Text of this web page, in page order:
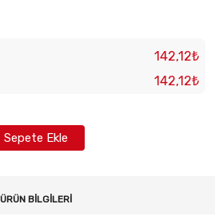
142,12₺
142,12₺
Sepete Ekle
ÜRÜN BILGILERI